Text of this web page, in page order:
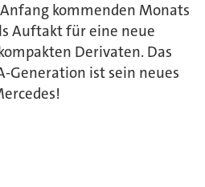
kommenden Monats
Auftakt für eine neue
Derivaten. Das
Generation ist sein neues